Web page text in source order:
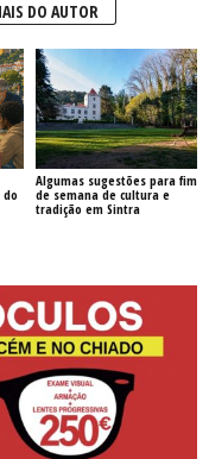
DO AUTOR
Algumas sugestões para fim
de semana de cultura e
tradição em Sintra